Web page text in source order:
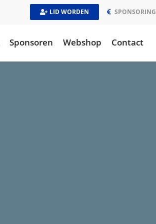
LID WORDEN SPONSORING
Sponsoren Webshop Contact